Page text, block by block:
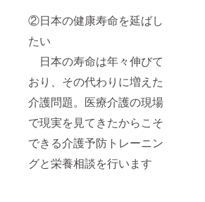
②日本の健康寿命を延ばし
たい
日本の寿命は年々伸びて
おり、その代わりに増えた
介護問題。医療介護の現場
で現実を見てきたからこそ
できる介護予防トレーニン
グと栄養相談を行います